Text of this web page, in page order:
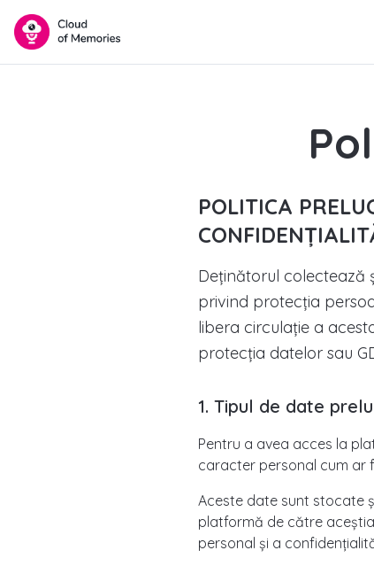
POLITICA
Deținătorul colectează
privind protecţia
libera circulaţie a
protecţia datelor sau
1. Tipul de date
Pentru a avea acces la
caracter personal cum ar
Aceste date sunt stocate
platformă de către
personal și a